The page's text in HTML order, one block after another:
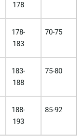
178
178-
183
70-75
183-
188
75-80
188-
193
85-92